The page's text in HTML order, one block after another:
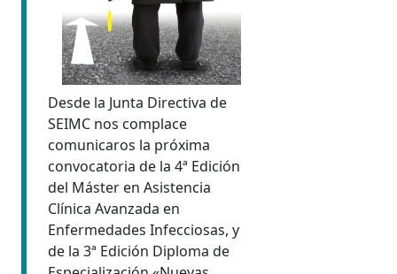
Desde la Junta Directiva de
SEIMC nos complace
comunicaros la próxima
convocatoria de la 4ª Edición
del Máster en Asistencia
Clínica Avanzada en
Enfermedades Infecciosas, y
de la 3ª Edición Diploma de